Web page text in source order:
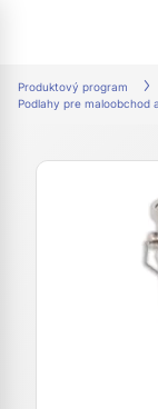
Produktový program
Podlahy pre maloobchod